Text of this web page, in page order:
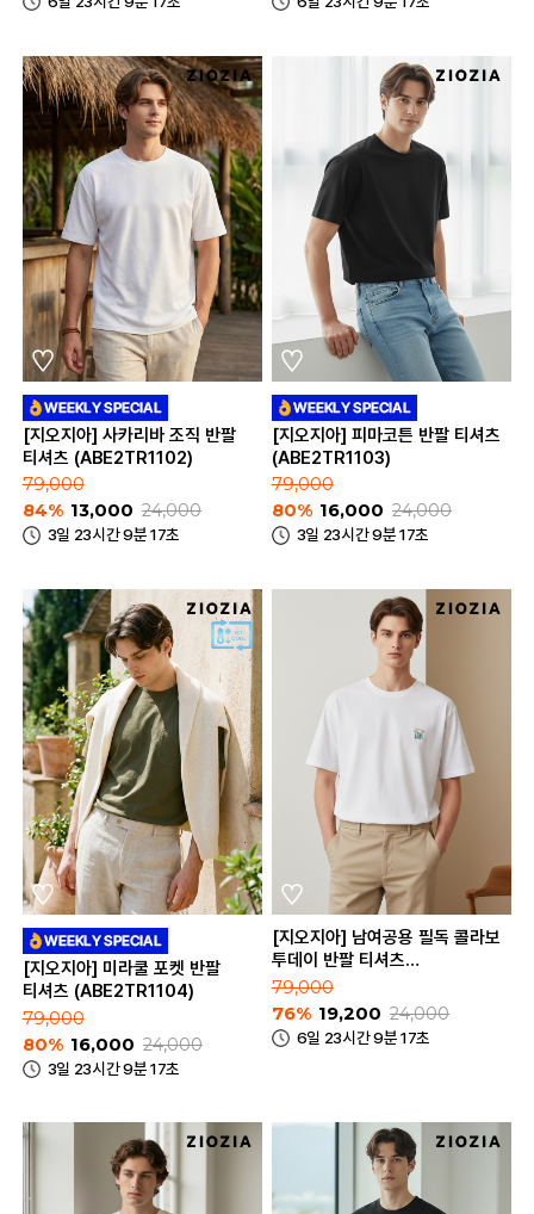
[지오지아] 사카리바 조직 반팔
티셔츠 (ABE2TR1102)
79,000
84% 13,000 24,000
3일 23시간 9분 17초
[지오지아] 피마코튼 반팔 티셔츠
(ABE2TR1103)
79,000
80% 16,000 24,000
3일 23시간 9분 17초
[지오지아] 미라쿨 포켓 반팔
티셔츠 (ABE2TR1104)
79,000
80% 16,000 24,000
3일 23시간 9분 17초
[지오지아] 남여공용 필독 콜라보
투데이 반팔 티셔츠
(ABE2TR3201)
79,000
76% 19,200 24,000
6일 23시간 9분 17초